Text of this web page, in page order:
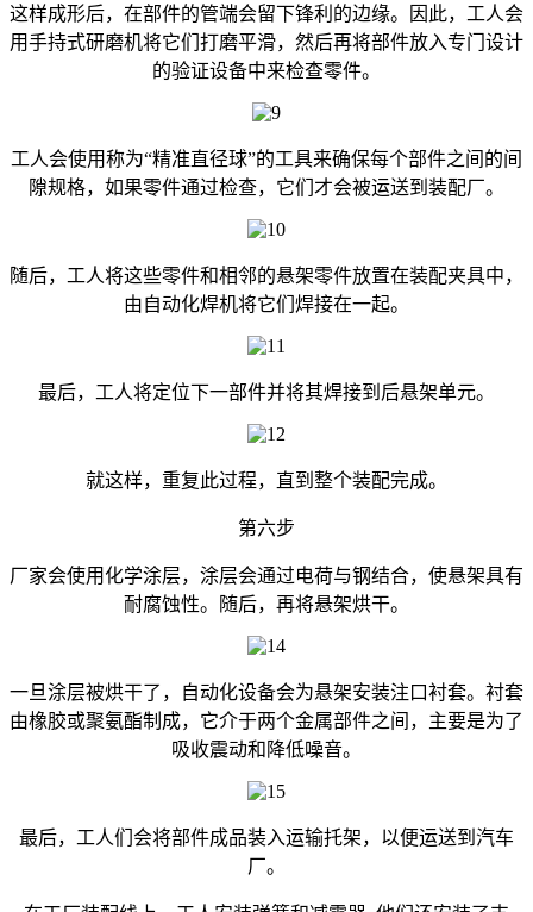
这样成形后，在部件的管端会留下锋利的边缘。因此，工人会
用手持式研磨机将它们打磨平滑，然后再将部件放入专门设计
的验证设备中来检查零件。
工人会使用称为“精准直径球”的工具来确保每个部件之间的间
隙规格，如果零件通过检查，它们才会被运送到装配厂。
随后，工人将这些零件和相邻的悬架零件放置在装配夹具中，
由自动化焊机将它们焊接在一起。
最后，工人将定位下一部件并将其焊接到后悬架单元。
就这样，重复此过程，直到整个装配完成。
第六步
厂家会使用化学涂层，涂层会通过电荷与钢结合，使悬架具有
耐腐蚀性。随后，再将悬架烘干。
一旦涂层被烘干了，自动化设备会为悬架安装注口衬套。衬套
由橡胶或聚氨酯制成，它介于两个金属部件之间，主要是为了
吸收震动和降低噪音。
最后，工人们会将部件成品装入运输托架，以便运送到汽车
厂。